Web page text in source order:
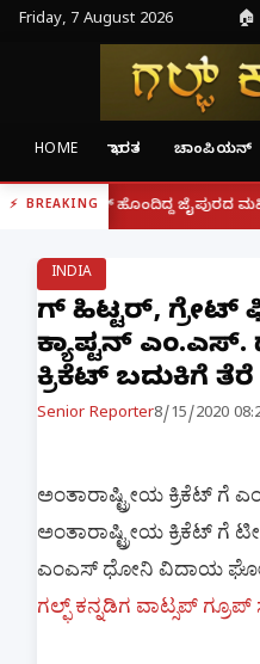
Friday, 7 August 2026 🏠
HOME ಭಾರತ ಚಾಂಪಿಯನ್
BREAKING
ಹೊಂದಿದ್ದ ಜೈಪುರದ ಮಹಿಳೆ ಬಂಧನ!
INDIA
ಬಿಗ್ ಹಿಟ್ಟರ್,
ಕ್ಯಾಪ್ಟನ್
ಕ್ರಿಕೆಟ್ ಬದುಕಿಗೆ ತೆರೆ
Senior Reporter8/15/2020
ಅಂತಾರಾಷ್ಟ್ರೀಯ ಕ್ರಿಕೆಟ್ ಗೆ
ಅಂತಾರಾಷ್ಟ್ರೀಯ ಕ್ರಿಕೆಟ್
ಎಂಎಸ್ ಧೋನಿ ವಿದಾಯ
ಗಲ್ಫ್ ಕನ್ನಡಿಗ ವಾಟ್ಸಪ್ ಗ್ರೂಪ್